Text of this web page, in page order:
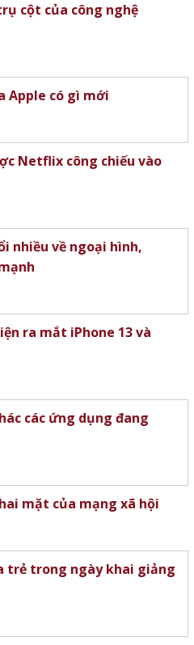
cột của công nghệ
Apple có gì mới
Netflix công chiếu vào
nhiều về ngoại hình,
ra mắt iPhone 13 và
các ứng dụng đang
mặt của mạng xã hội
trẻ trong ngày khai giảng